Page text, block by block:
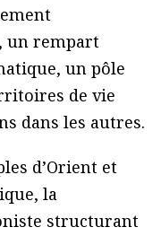
un rempart
un pôle
de vie
dans les autres.
d’Orient et
la
structurant